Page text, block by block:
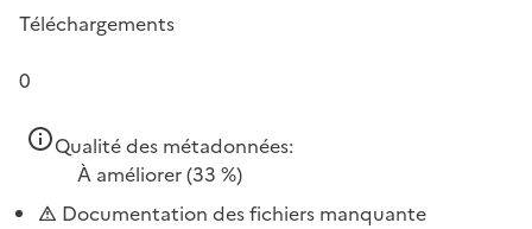
Téléchargements
0
Qualité des métadonnées:
À améliorer(33 %)
Documentation des fichiers manquante